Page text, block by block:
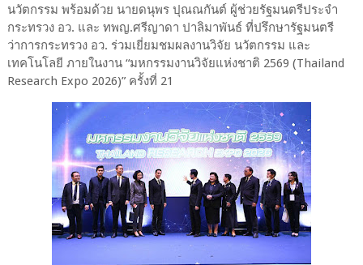
นวัตกรรม พร้อมด้วย นายดนุพร ปุณณกันต์ ผู้ช่วยรัฐมนตรีประจำ
กระทรวง อว. และ ทพญ.ศรีญาดา ปาลิมาพันธ์ ที่ปรึกษารัฐมนตรี
ว่าการกระทรวง อว. ร่วมเยี่ยมชมผลงานวิจัย นวัตกรรม และ
เทคโนโลยี ภายในงาน “มหกรรมงานวิจัยแห่งชาติ 2569 (Thailand
Research Expo 2026)” ครั้งที่ 21